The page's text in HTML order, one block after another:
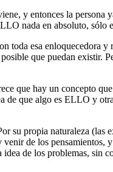
y entonces la
nada en absoluto, sólo
esa enloquecedora
que puedan
que hay un concepto
que algo es ELLO y
propia naturaleza
de los pensamientos,
de los problemas,